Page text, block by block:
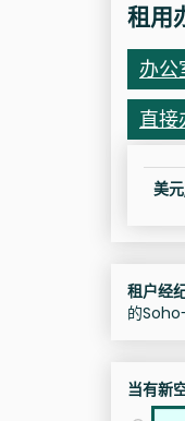
租用
办公
直接
美
租户经
的Soho
当有新